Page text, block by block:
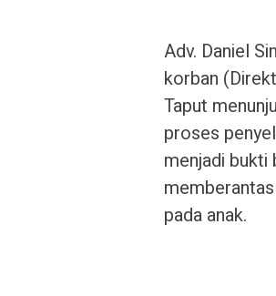
Adv. Daniel
korban
Taput
proses
menjadi bukti
pada anak.